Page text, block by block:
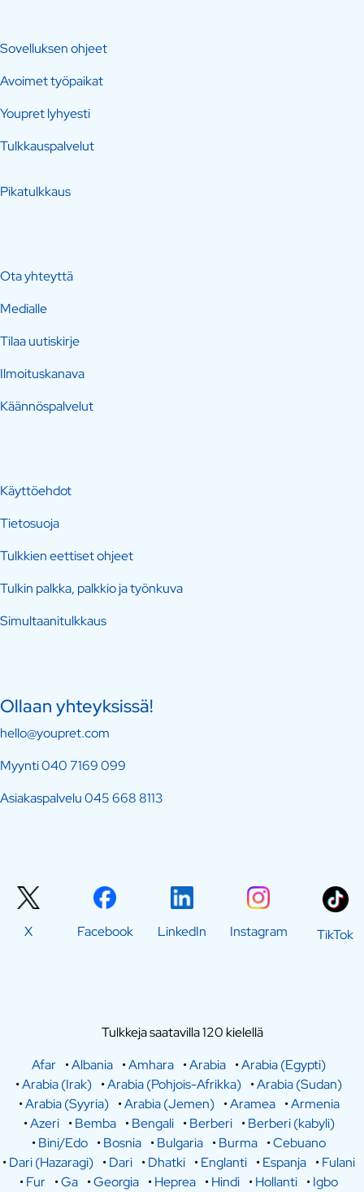
Sovelluksen ohjeet
Avoimet työpaikat
Youpret lyhyesti
Tulkkauspalvelut
Pikatulkkaus
Ota yhteyttä
Medialle
Tilaa uutiskirje
Ilmoituskanava
Käännöspalvelut
Käyttöehdot
Tietosuoja
Tulkkien eettiset ohjeet
Tulkin palkka, palkkio ja työnkuva
Simultaanitulkkaus
Ollaan yhteyksissä!
hello@youpret.com
Myynti040 7169 099
Asiakaspalvelu045 668 8113
X Facebook LinkedIn Instagram TikTok
Tulkkeja saatavilla 120 kielellä
Afar •Albania •Amhara •Arabia •Arabia (Egypti)
•Arabia (Irak) •Arabia (Pohjois-Afrikka) •Arabia (Sudan)
•Arabia (Syyria) •Arabia (Jemen) •Aramea •Armenia
•Azeri •Bemba •Bengali •Berberi •Berberi (kabyli)
•Bini/Edo •Bosnia •Bulgaria •Burma •Cebuano
•Dari (Hazaragi) •Dari •Dhatki •Englanti •Espanja •Fulani
•Fur •Ga •Georgia •Heprea •Hindi •Hollanti •Igbo